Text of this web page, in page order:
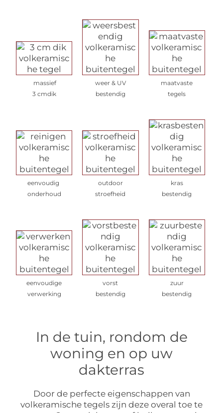
massief
3 cmdik
weer & UV
bestendig
maatvaste
tegels
eenvoudig
onderhoud
outdoor
stroefheid
kras
bestendig
eenvoudige
verwerking
vorst
bestendig
zuur
bestendig
In de tuin, rondom de
woning en op uw
dakterras
Door de perfecte eigenschappen van
volkeramische tegels zijn deze overal toe te